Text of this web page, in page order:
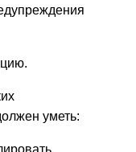
уметь: